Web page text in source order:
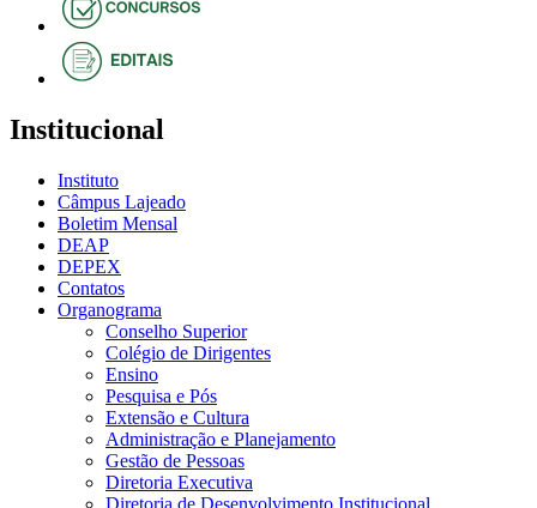
Institucional
Instituto
Câmpus Lajeado
Boletim Mensal
DEAP
DEPEX
Contatos
Organograma
Conselho Superior
Colégio de Dirigentes
Ensino
Pesquisa e Pós
Extensão e Cultura
Administração e Planejamento
Gestão de Pessoas
Diretoria Executiva